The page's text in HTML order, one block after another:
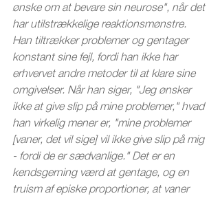
ønske om at bevare sin neurose", når det
har utilstrækkelige reaktionsmønstre.
Han tiltrækker problemer og gentager
konstant sine fejl, fordi han ikke har
erhvervet andre metoder til at klare sine
omgivelser. Når han siger, "Jeg ønsker
ikke at give slip på mine problemer," hvad
han virkelig mener er, "mine problemer
[vaner, det vil sige] vil ikke give slip på mig
- fordi de er sædvanlige." Det er en
kendsgerning værd at gentage, og en
truism af episke proportioner, at vaner